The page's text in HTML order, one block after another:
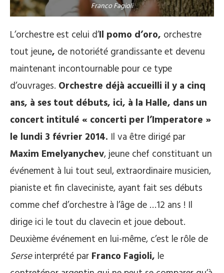
Franco Fagioli
L’orchestre est celui d’Il pomo d’oro, orchestre
tout jeune, de notoriété grandissante et devenu
maintenant incontournable pour ce type
d’ouvrages. Orchestre déjà accueilli il y a cinq
ans, à ses tout débuts, ici, à la Halle, dans un
concert intitulé « concerti per l’Imperatore »
le lundi 3 février 2014. Il va être dirigé par
Maxim Emelyanychev, jeune chef constituant un
événement à lui tout seul, extraordinaire musicien,
pianiste et fin claveciniste, ayant fait ses débuts
comme chef d’orchestre à l’âge de …12 ans ! Il
dirige ici le tout du clavecin et joue debout.
Deuxième événement en lui-même, c’est le rôle de
Serseinterprété par Franco Fagioli, le